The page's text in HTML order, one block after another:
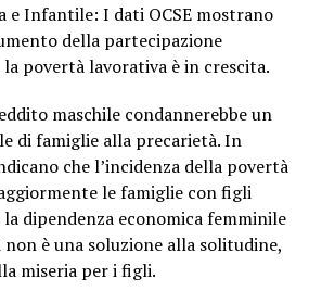
e Infantile: I dati OCSE mostrano
della partecipazione
povertà lavorativa è in crescita.
maschile condannerebbe un
di famiglie alla precarietà. In
che l’incidenza della povertà
le famiglie con figli
dipendenza economica femminile
è una soluzione alla solitudine,
miseria per i figli.